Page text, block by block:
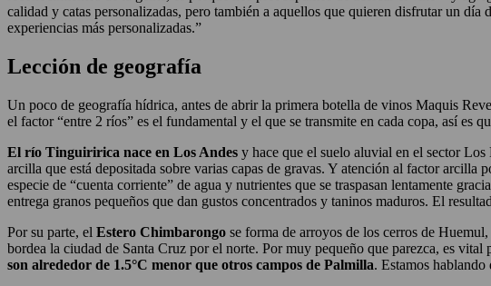
calidad y catas personalizadas, pero también a aquellos que quieren disfrutar un
experiencias más personalizadas.”
Lección de geografía
Un poco de geografía hídrica, antes de abrir la primera botella de vinos Maquis
el factor “entre 2 ríos” es el fundamental y el que se transmite en cada copa, así es
El río Tinguiririca nace en Los Andes y hace que el suelo aluvial en el sector
arcilla que está depositada sobre varias capas de gravas. Y atención al factor arcilla
especie de “cuenta corriente” de agua y nutrientes que se traspasan lentamente
entrega granos pequeños que dan gustos concentrados y taninos maduros. El
Por su parte, el Estero Chimbarongo se forma de arroyos de los cerros de
bordea la ciudad de Santa Cruz por el norte. Por muy pequeño que parezca, es
son alrededor de 1.5°C menor que otros campos de Palmilla. Estamos